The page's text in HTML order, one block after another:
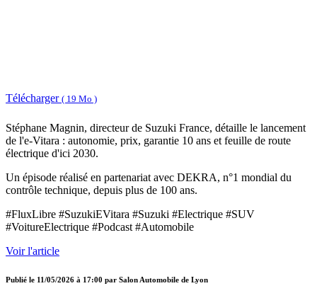
Télécharger ( 19 Mo )
Stéphane Magnin, directeur de Suzuki France, détaille le lancement
de l'e-Vitara : autonomie, prix, garantie 10 ans et feuille de route
électrique d'ici 2030.
Un épisode réalisé en partenariat avec DEKRA, n°1 mondial du
contrôle technique, depuis plus de 100 ans.
#FluxLibre #SuzukiEVitara #Suzuki #Electrique #SUV
#VoitureElectrique #Podcast #Automobile
Voir l'article
Publié le 11/05/2026 à 17:00 par Salon Automobile de Lyon